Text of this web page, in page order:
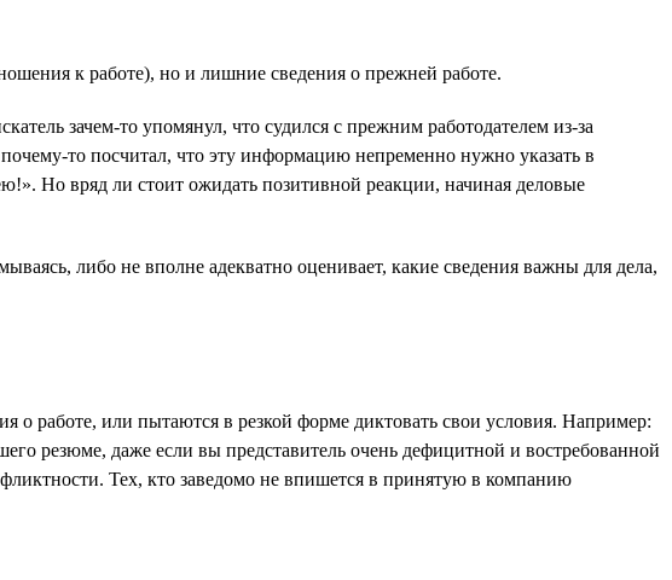
к работе), но и лишние сведения о прежней работе.
зачем-то упомянул, что судился с прежним работодателем из-за
то посчитал, что эту информацию непременно нужно указать в
Но вряд ли стоит ожидать позитивной реакции, начиная деловые
либо не вполне адекватно оценивает, какие сведения важны для дела,
работе, или пытаются в резкой форме диктовать свои условия. Например:
резюме, даже если вы представитель очень дефицитной и востребованной
Тех, кто заведомо не впишется в принятую в компанию